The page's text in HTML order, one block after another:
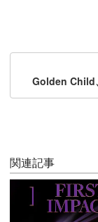
Golden Child
関連記事